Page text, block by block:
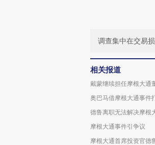
调查集中在交易
相关报道
戴蒙继续担任摩根大通
奥巴马借摩根大通事件
德鲁离职无法解决摩根
摩根大通事件引争议
摩根大通首席投资官德